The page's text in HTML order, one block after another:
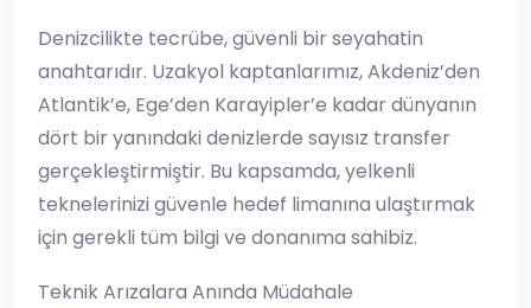
Denizcilikte tecrübe, güvenli bir seyahatin
anahtarıdır. Uzakyol kaptanlarımız, Akdeniz’den
Atlantik’e, Ege’den Karayipler’e kadar dünyanın
dört bir yanındaki denizlerde sayısız transfer
gerçekleştirmiştir. Bu kapsamda, yelkenli
teknelerinizi güvenle hedef limanına ulaştırmak
için gerekli tüm bilgi ve donanıma sahibiz.
Teknik Arızalara Anında Müdahale